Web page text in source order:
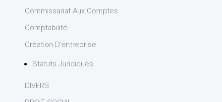
Commissariat Aux Comptes
Comptabilité
Création D'entreprise
Statuts Juridiques
DIVERS